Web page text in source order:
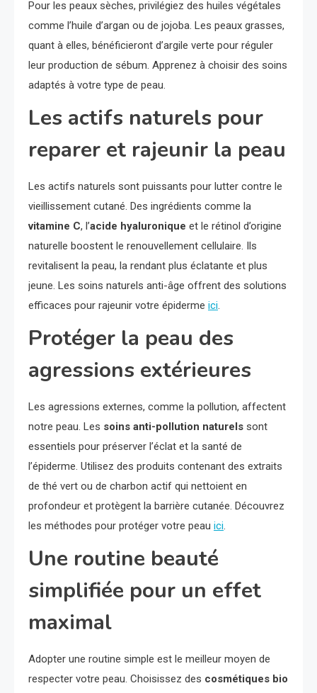
Pour les peaux sèches, privilégiez des huiles végétales
comme l’huile d’argan ou de jojoba. Les peaux grasses,
quant à elles, bénéficieront d’argile verte pour réguler
leur production de sébum. Apprenez à choisir des soins
adaptés à votre type de peau.
Les actifs naturels pour
reparer et rajeunir la peau
Les actifs naturels sont puissants pour lutter contre le
vieillissement cutané. Des ingrédients comme la
vitamine C, l’acide hyaluronique et le rétinol d’origine
naturelle boostent le renouvellement cellulaire. Ils
revitalisent la peau, la rendant plus éclatante et plus
jeune. Les soins naturels anti-âge offrent des solutions
efficaces pour rajeunir votre épiderme ici.
Protéger la peau des
agressions extérieures
Les agressions externes, comme la pollution, affectent
notre peau. Les soins anti-pollution naturels sont
essentiels pour préserver l’éclat et la santé de
l’épiderme. Utilisez des produits contenant des extraits
de thé vert ou de charbon actif qui nettoient en
profondeur et protègent la barrière cutanée. Découvrez
les méthodes pour protéger votre peau ici.
Une routine beauté
simplifiée pour un effet
maximal
Adopter une routine simple est le meilleur moyen de
respecter votre peau. Choisissez des cosmétiques bio